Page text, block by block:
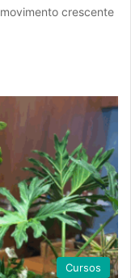
crescente
Cursos